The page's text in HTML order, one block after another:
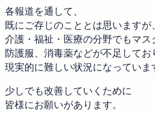
各報道を通して、
既にご存じのこととは思いますが、
介護・福祉・医療の分野でもマス
防護服、消毒薬などが不足してお
現実的に難しい状況になっていま
少しでも改善していくために
皆様にお願いがあります。